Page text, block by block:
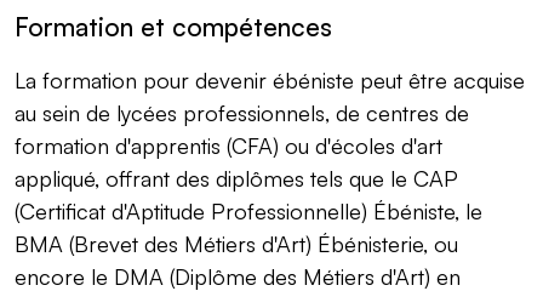
Formation et compétences
La formation pour devenir ébéniste peut être acquise
au sein de lycées professionnels, de centres de
formation d'apprentis (CFA) ou d'écoles d'art
appliqué, offrant des diplômes tels que le CAP
(Certificat d'Aptitude Professionnelle) Ébéniste, le
BMA (Brevet des Métiers d'Art) Ébénisterie, ou
encore le DMA (Diplôme des Métiers d'Art) en